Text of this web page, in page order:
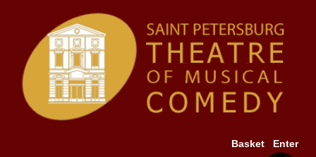
Basket Enter